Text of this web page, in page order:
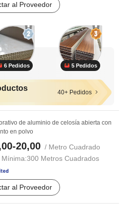
al Proveedor
6 Pedidos 5 Pedidos
40+ Pedidos
de aluminio de celosía abierta con
en polvo
20,00 / Metro Cuadrado
300 Metros Cuadrados
al Proveedor